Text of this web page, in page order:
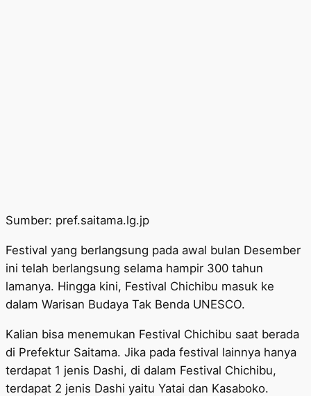
Sumber: pref.saitama.lg.jp
Festival yang berlangsung pada awal bulan Desember
ini telah berlangsung selama hampir 300 tahun
lamanya. Hingga kini, Festival Chichibu masuk ke
dalam Warisan Budaya Tak Benda UNESCO.
Kalian bisa menemukan Festival Chichibu saat berada
di Prefektur Saitama. Jika pada festival lainnya hanya
terdapat 1 jenis Dashi, di dalam Festival Chichibu,
terdapat 2 jenis Dashi yaitu Yatai dan Kasaboko.